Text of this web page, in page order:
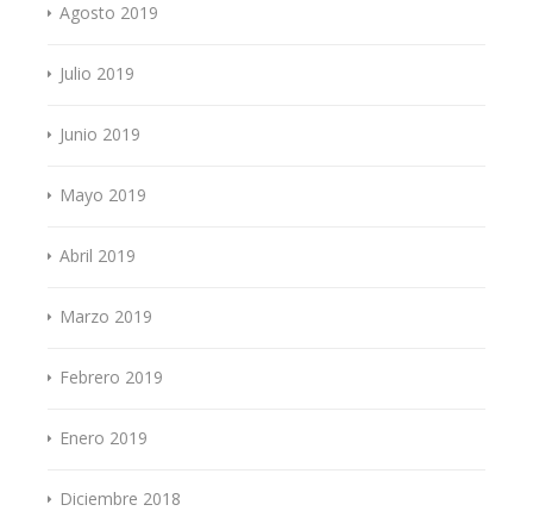
Agosto 2019
Julio 2019
Junio 2019
Mayo 2019
Abril 2019
Marzo 2019
Febrero 2019
Enero 2019
Diciembre 2018